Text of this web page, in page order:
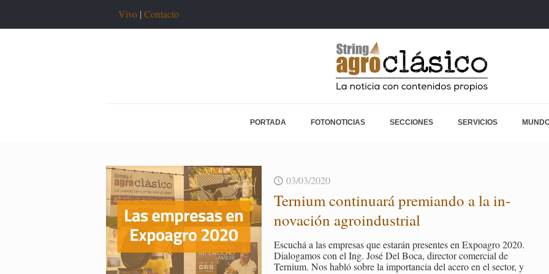
Vivo | Contacto
PORTADA FOTONOTICIAS SECCIONES SERVICIOS
03/03/2020
Ter­nium con­ti­nua­rá pre­mian­do a la in­
no­va­ción agroin­dus­trial
Es­cu­chá a las em­pre­sas que es­ta­rán pre­sen­tes en Ex­poa­gro 2020.
Dia­lo­ga­mos con el Ing. José Del Boca, di­rec­tor co­mer­cial de
Ter­nium. Nos habló sobre la im­por­tan­cia del acero en el sec­tor, y